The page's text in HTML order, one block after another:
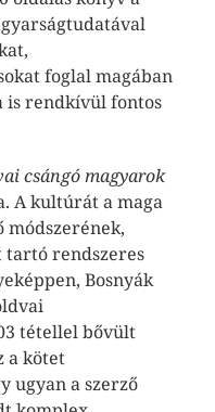
foglal magában
is rendkívül fontos
csángó magyarok
A kultúrát a maga
tartó rendszeres
Bosnyák
tétellel bővült
a kötet
ugyan a szerző